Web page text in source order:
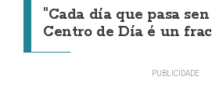
"Cada día que pasa
Centro de Día é un